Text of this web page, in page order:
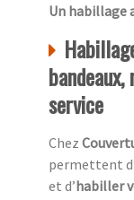
Un habillage
service
Chez
permettent
et d’habiller